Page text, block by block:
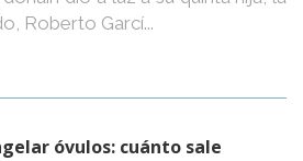
Roberto Garcí...
óvulos: cuánto sale